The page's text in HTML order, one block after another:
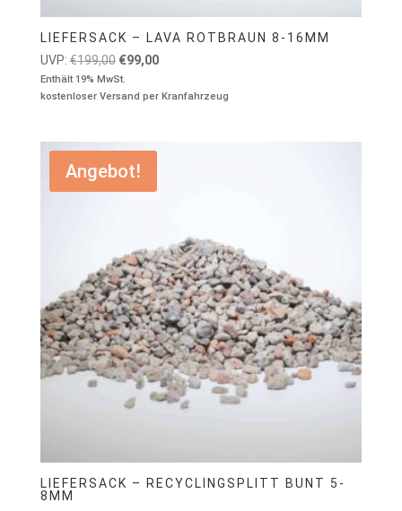
LIEFERSACK – LAVA ROTBRAUN 8-16MM
UVP: €199,00 Ursprünglicher
Preis
war:
€99,00Aktueller
ist:
Enthält 19% MwSt.
kostenloser Versand per Kranfahrzeug
Angebot!
LIEFERSACK – RECYCLINGSPLITT BUNT 5-
8MM